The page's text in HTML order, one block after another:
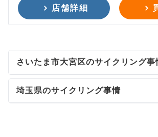
店舗詳細
さいたま市大宮区のサイクリング事
埼玉県のサイクリング事情